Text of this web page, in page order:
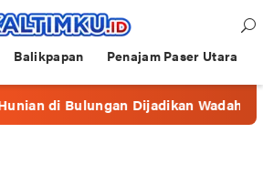
Balikpapan Penajam Paser Utara
Bulungan Dijadikan Wadah Prostitusi